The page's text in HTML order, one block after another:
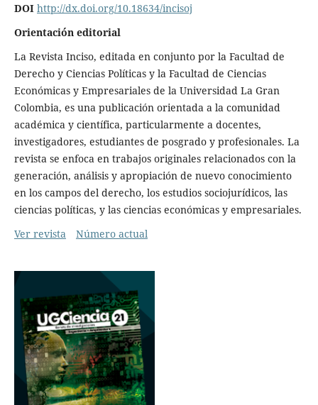
DOI http://dx.doi.org/10.18634/incisoj
Orientación editorial
La Revista Inciso, editada en conjunto por la Facultad de
Derecho y Ciencias Políticas y la Facultad de Ciencias
Económicas y Empresariales de la Universidad La Gran
Colombia, es una publicación orientada a la comunidad
académica y científica, particularmente a docentes,
investigadores, estudiantes de posgrado y profesionales. La
revista se enfoca en trabajos originales relacionados con la
generación, análisis y apropiación de nuevo conocimiento
en los campos del derecho, los estudios sociojurídicos, las
ciencias políticas, y las ciencias económicas y empresariales.
Ver revista
Número actual